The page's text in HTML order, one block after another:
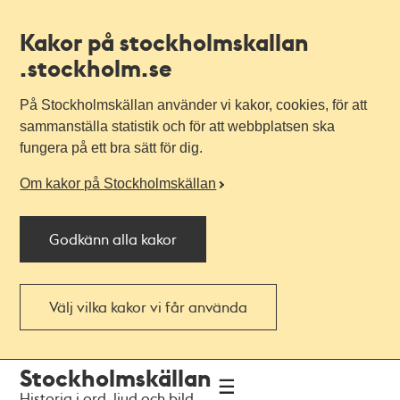
Kakor på stockholmskallan
.stockholm.se
På Stockholmskällan använder vi kakor, cookies, för att
sammanställa statistik och för att webbplatsen ska
fungera på ett bra sätt för dig.
Om kakor på Stockholmskällan
Godkänn alla kakor
Välj vilka kakor vi får använda
navigationen
huvudinnehållet
Stockholmskällan